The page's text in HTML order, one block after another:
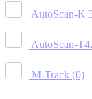
AutoScan-K
AutoScan-
M-Track (0)